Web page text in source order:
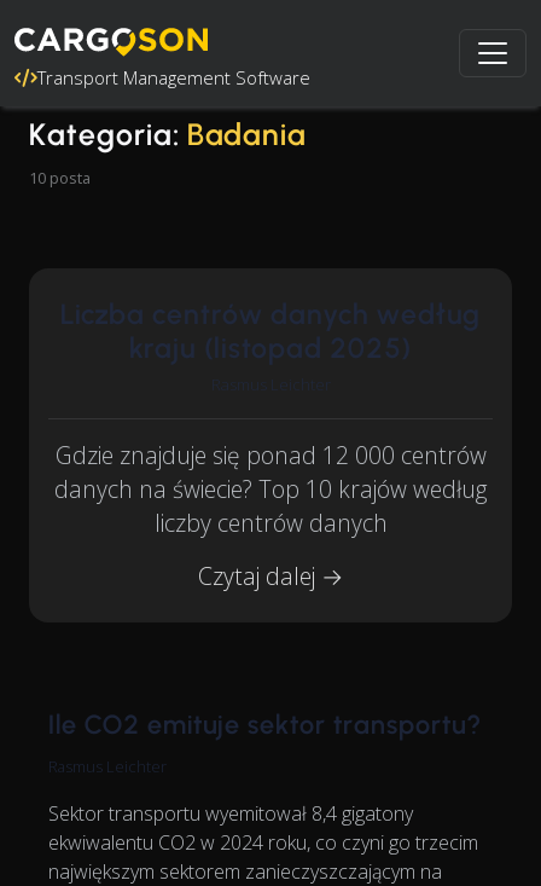
Transport Management Software
Kategoria: Badania
10 posta
Liczba centrów danych według
kraju (listopad 2025)
Rasmus Leichter
Gdzie znajduje się ponad 12 000 centrów
danych na świecie? Top 10 krajów według
liczby centrów danych
Czytaj dalej →
Ile CO2 emituje sektor transportu?
Rasmus Leichter
Sektor transportu wyemitował 8,4 gigatony
ekwiwalentu CO2 w 2024 roku, co czyni go trzecim
największym sektorem zanieczyszczającym na